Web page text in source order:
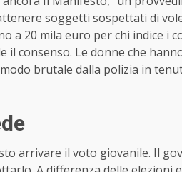
soggetti sospettati di
a 20 mila euro per chi indice i
il consenso. Le donne che
brutale dalla polizia in
arrivare il voto giovanile. Il